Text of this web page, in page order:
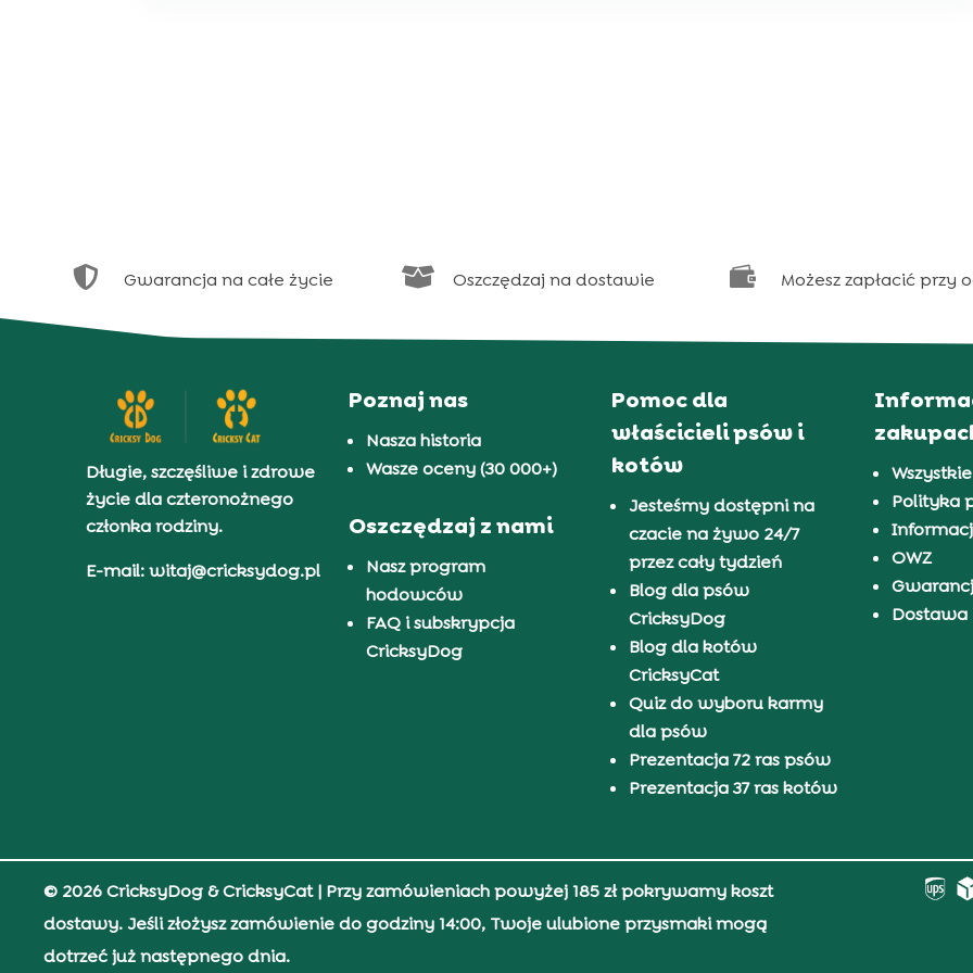
 Gwarancja na całe życie  Oszczędzaj na dostawie  Możesz zapłacić przy
Długie, szczęśliwe i zdrowe
życie dla czteronożnego
członka rodziny.
E-mail: witaj@cricksydog.pl
Poznaj nas
Nasza historia
Wasze oceny (30 000+)
Oszczędzaj z nami
Nasz program
hodowców
FAQ i subskrypcja
CricksyDog
Pomoc dla
właścicieli psów i
kotów
Jesteśmy dostępni na
czacie na żywo 24/7
przez cały tydzień
Blog dla psów
CricksyDog
Blog dla kotów
CricksyCat
Quiz do wyboru karmy
dla psów
Prezentacja 72 ras psów
Prezentacja 37 ras kotów
Polityka
OWZ
Dostawa
© 2026 CricksyDog & CricksyCat| Przy zamówieniach powyżej 185 zł pokrywamy koszt
dostawy. Jeśli złożysz zamówienie do godziny 14:00, Twoje ulubione przysmaki mogą
dotrzeć już następnego dnia.